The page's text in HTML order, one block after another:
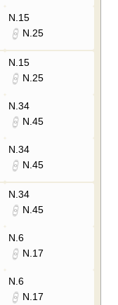
N.15
N.25
N.15
N.25
N.34
N.45
N.34
N.45
N.34
N.45
N.6
N.17
N.6
N.17